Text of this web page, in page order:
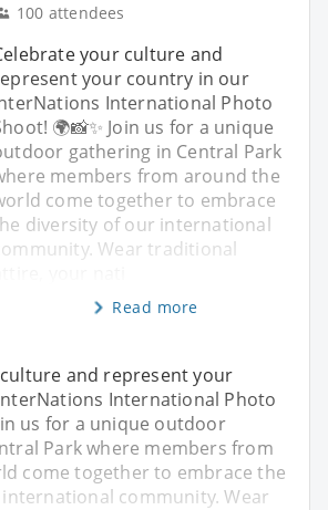
100 attendees
your culture and
your country in our
International Photo
🌍📸✨ Join us for a unique
gathering in Central Park
members from around the
come together to embrace
diversity of our international
Wear traditional
Read more
and represent your
International Photo
us for a unique outdoor
Park where members from
come together to embrace the
community. Wear